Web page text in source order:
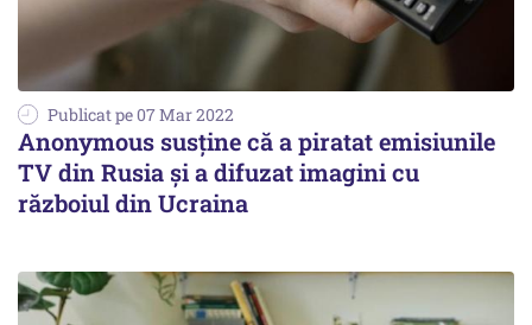
Publicat pe 07 Mar 2022
Anonymous susține că a piratat emisiunile
TV din Rusia și a difuzat imagini cu
războiul din Ucraina